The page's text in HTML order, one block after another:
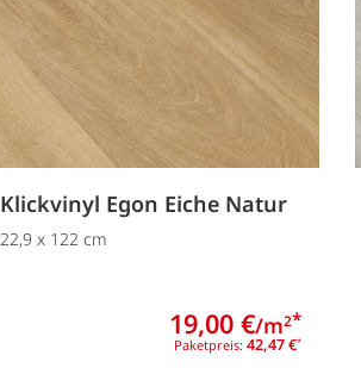
Klickvinyl Egon Eiche Natur
22,9 x 122 cm
Paketpreis: 42,47 €*
19,00 €/m2*